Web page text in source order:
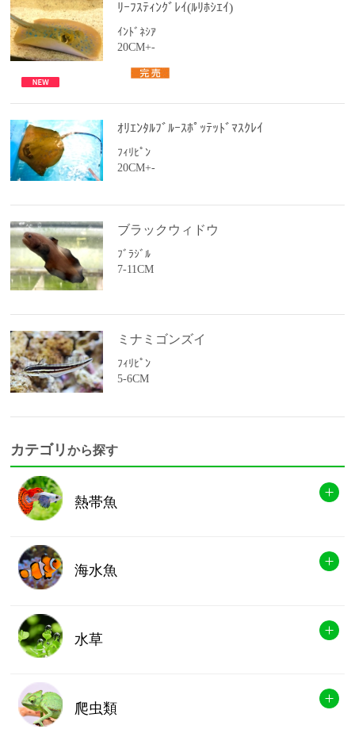
ﾘｰﾌｽﾃｨﾝｸﾞﾚｲ(ﾙﾘﾎｼｴｲ)
ｲﾝﾄﾞﾈｼｱ
20CM+-
ｵﾘｴﾝﾀﾙﾌﾞﾙｰｽﾎﾟｯﾃｯﾄﾞﾏｽｸﾚｲ
ﾌｨﾘﾋﾟﾝ
20CM+-
ブラックウィドウ
ﾌﾞﾗｼﾞﾙ
7-11CM
ミナミゴンズイ
ﾌｨﾘﾋﾟﾝ
5-6CM
カテゴリから探す
熱帯魚
海水魚
水草
爬虫類